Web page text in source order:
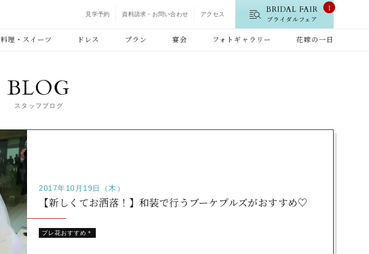
見学予約 資料請求・お問い合わせ アクセス BRIDAL FAIR
ブライダルフェア
1
料理・スイーツ ドレス プラン 宴会 フォトギャラリー 花嫁の一日
BLOG
スタッフブログ
2017年10月19日（木）
【新しくてお洒落！】和装で行うブーケプルズがおすすめ♡
プレ花おすすめ＊